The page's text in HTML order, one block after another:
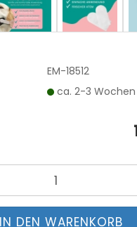
EM-18512
ca. 2-3 Wochen